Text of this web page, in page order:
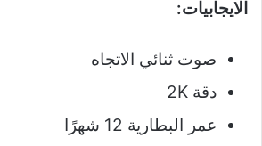
الايجابيات:
صوت ثنائي الاتجاه
دقة 2K
عمر البطارية 12 شهرًا